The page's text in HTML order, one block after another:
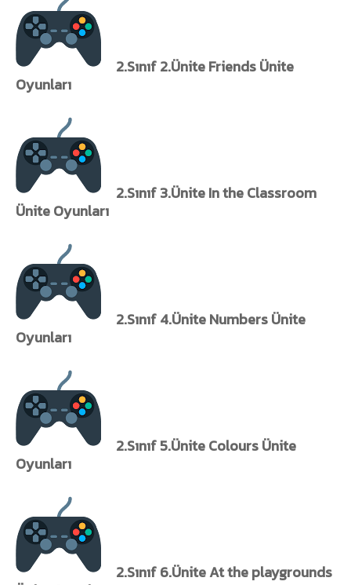
2.Sınıf 2.Ünite Friends Ünite
Oyunları
2.Sınıf 3.Ünite In the Classroom
Ünite Oyunları
2.Sınıf 4.Ünite Numbers Ünite
Oyunları
2.Sınıf 5.Ünite Colours Ünite
Oyunları
2.Sınıf 6.Ünite At the playgrounds